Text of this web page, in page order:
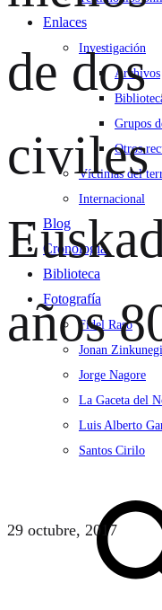
Enlaces
Investigación
Archivos
Grupos
Otros
Víctimas del
Internacional
Blog
Cronología
Biblioteca
Fotografía
Fidel Raso
Jonan Zinkunegi
Jorge Nagore
La Gaceta del
Luis Alberto
Santos Cirilo
de
civiles
años
29 octubre, 2017